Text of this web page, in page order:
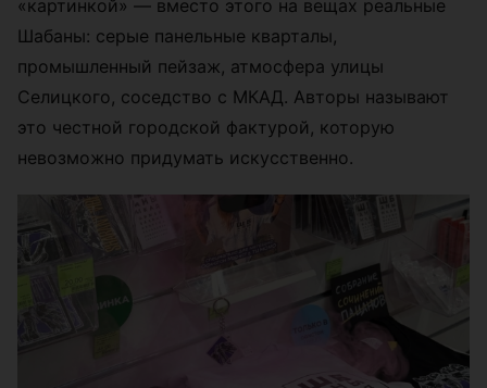
«картинкой» — вместо этого на вещах реальные
Шабаны: серые панельные кварталы,
промышленный пейзаж, атмосфера улицы
Селицкого, соседство с МКАД. Авторы называют
это честной городской фактурой, которую
невозможно придумать искусственно.